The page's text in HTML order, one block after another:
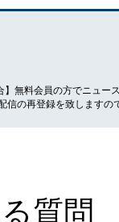
無料会員の方でニュー
信の再登録を致しますの
質問